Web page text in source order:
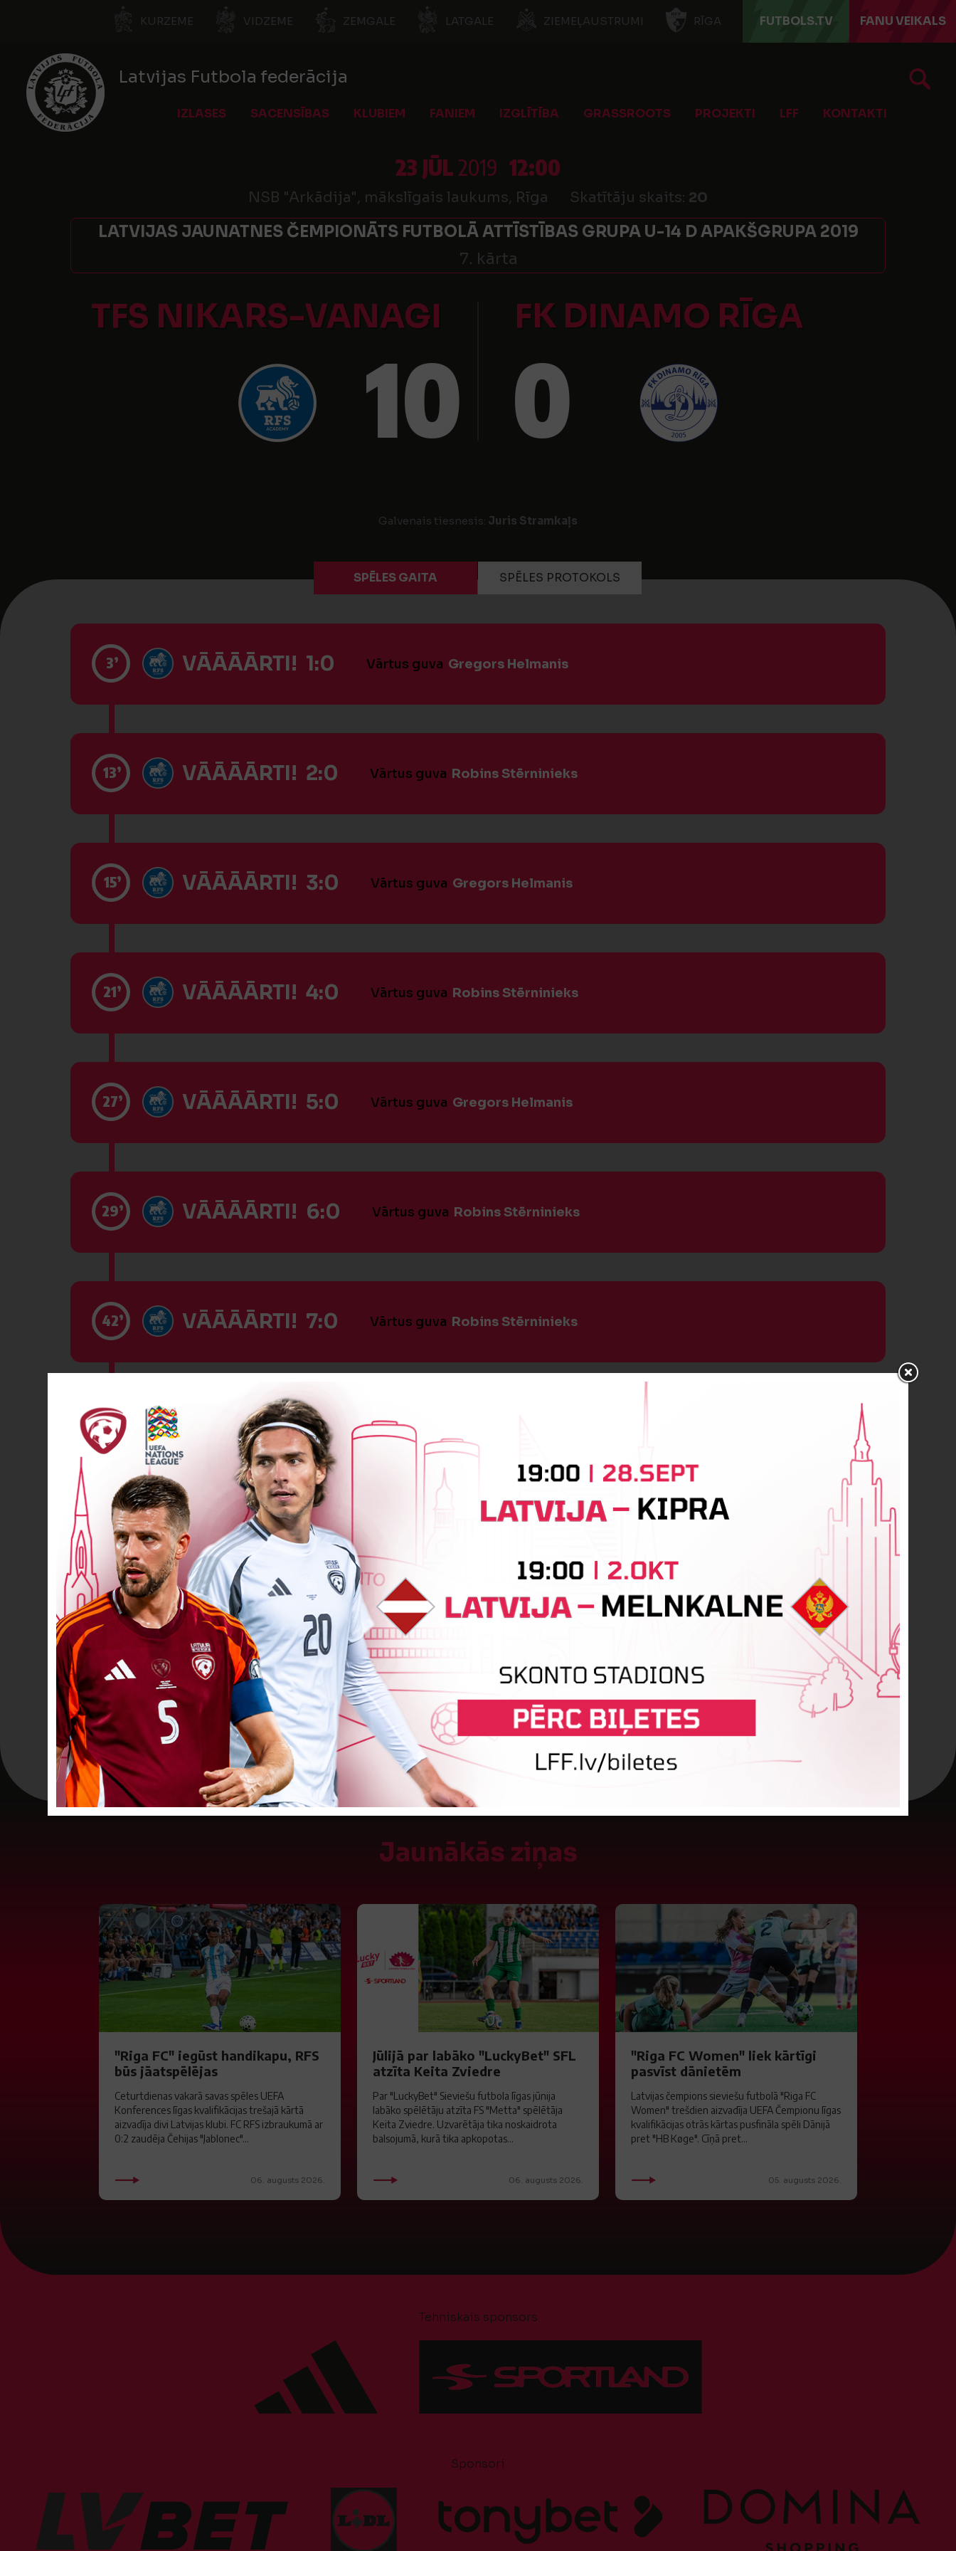
KURZEME VIDZEME ZEMGALE LATGALE ZIEMEĻAUSTRUMI RĪGA FUTBOLS.TV FANU VEIKALS
Latvijas Futbola federācija
IZLASES SACENSĪBAS KLUBIEM FANIEM IZGLĪTĪBA GRASSROOTS PROJEKTI LFF KONTAKTI
23 JŪL2019 12:00
NSB "Arkādija", mākslīgais laukums, Rīga Skatītāju skaits: 20
LATVIJAS JAUNATNES ČEMPIONĀTS FUTBOLĀ ATTĪSTĪBAS GRUPA U-14 D APAKŠGRUPA 2019
7. kārta
TFS NIKARS-VANAGI FK DINAMO RĪGA
10 0
Galvenais tiesnesis: Juris Stramkaļs
SPĒLES GAITA SPĒLES PROTOKOLS
3’ VĀĀĀĀRTI! 1:0 Vārtus guva Gregors Helmanis
13’ VĀĀĀĀRTI! 2:0 Vārtus guva Robins Stērninieks
15’ VĀĀĀĀRTI! 3:0 Vārtus guva Gregors Helmanis
21’ VĀĀĀĀRTI! 4:0 Vārtus guva Robins Stērninieks
27’ VĀĀĀĀRTI! 5:0 Vārtus guva Gregors Helmanis
29’ VĀĀĀĀRTI! 6:0 Vārtus guva Robins Stērninieks
42’ VĀĀĀĀRTI! 7:0 Vārtus guva Robins Stērninieks
52’ VĀĀĀĀRTI! 8:0 Vārtus guva
61’ VĀĀĀĀRTI! 9:0
VĀĀĀĀRTI! 10:0 Vārtus guva
Jaunākās ziņas
"Riga FC" iegūst handikapu, RFS
būs jāatspēlējas
Ceturtdienas vakarā savas spēles UEFA
Konferences līgas kvalifikācijas trešajā kārtā
aizvadīja divi Latvijas klubi. FC RFS izbraukumā ar
0:2 zaudēja Čehijas "Jablonec"...
06. augusts 2026.
Jūlijā par labāko "LuckyBet" SFL
atzīta Keita Zviedre
Par "LuckyBet" Sieviešu futbola līgas jūnija
labāko spēlētāju atzīta FS "Metta" spēlētāja
Keita Zviedre. Uzvarētāja tika noskaidrota
balsojumā, kurā tika apkopotas...
06. augusts 2026.
"Riga FC Women" liek kārtīgi
pasvīst dānietēm
Latvijas čempions sieviešu futbolā "Riga FC
Women" trešdien aizvadīja UEFA Čempionu līgas
kvalifikācijas otrās kārtas pusfināla spēli Dānijā
pret "HB Køge". Cīņā pret...
05. augusts 2026.
Tehniskais sponsors
Sponsori